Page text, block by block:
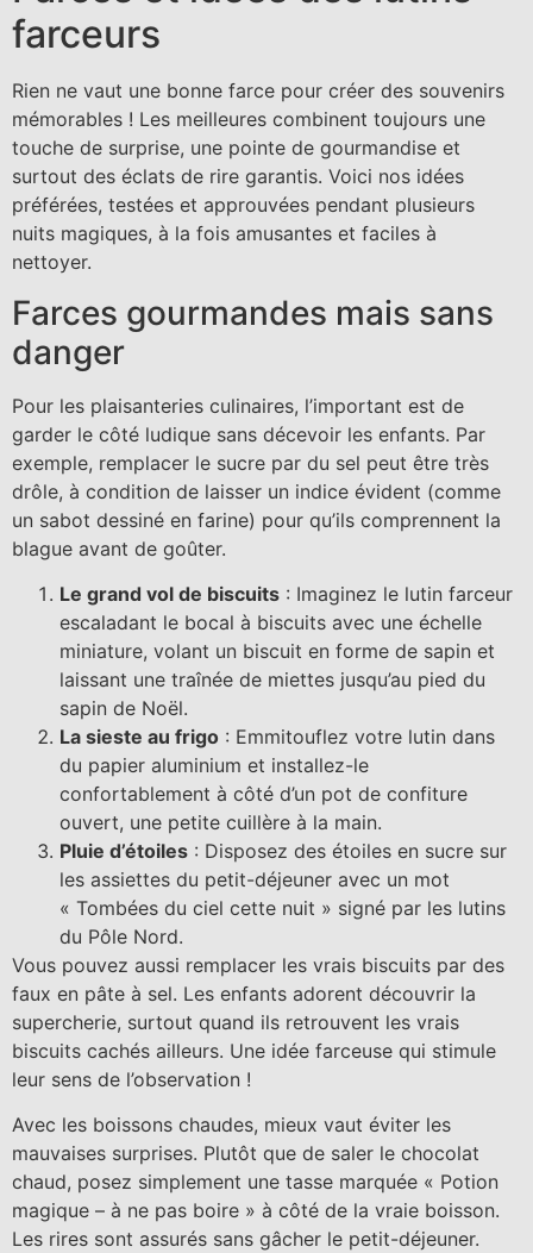
farceurs
Rien ne vaut une bonne farce pour créer des souvenirs
mémorables ! Les meilleures combinent toujours une
touche de surprise, une pointe de gourmandise et
surtout des éclats de rire garantis. Voici nos idées
préférées, testées et approuvées pendant plusieurs
nuits magiques, à la fois amusantes et faciles à
nettoyer.
Farces gourmandes mais sans
danger
Pour les plaisanteries culinaires, l’important est de
garder le côté ludique sans décevoir les enfants. Par
exemple, remplacer le sucre par du sel peut être très
drôle, à condition de laisser un indice évident (comme
un sabot dessiné en farine) pour qu’ils comprennent la
blague avant de goûter.
Le grand vol de biscuits : Imaginez le lutin farceur
escaladant le bocal à biscuits avec une échelle
miniature, volant un biscuit en forme de sapin et
laissant une traînée de miettes jusqu’au pied du
sapin de Noël.
La sieste au frigo : Emmitouflez votre lutin dans
du papier aluminium et installez-le
confortablement à côté d’un pot de confiture
ouvert, une petite cuillère à la main.
Pluie d’étoiles : Disposez des étoiles en sucre sur
les assiettes du petit-déjeuner avec un mot
« Tombées du ciel cette nuit » signé par les lutins
du Pôle Nord.
Vous pouvez aussi remplacer les vrais biscuits par des
faux en pâte à sel. Les enfants adorent découvrir la
supercherie, surtout quand ils retrouvent les vrais
biscuits cachés ailleurs. Une idée farceuse qui stimule
leur sens de l’observation !
Avec les boissons chaudes, mieux vaut éviter les
mauvaises surprises. Plutôt que de saler le chocolat
chaud, posez simplement une tasse marquée « Potion
magique – à ne pas boire » à côté de la vraie boisson.
Les rires sont assurés sans gâcher le petit-déjeuner.